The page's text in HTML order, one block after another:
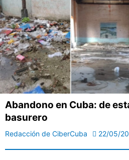
Abandono en Cuba: de
basurero
Redacción de CiberCuba 22/05/